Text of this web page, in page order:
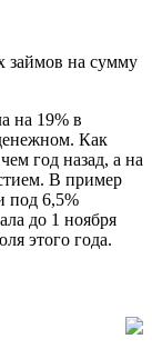
займов на сумму
на 19% в
Как
год назад, а на
В пример
под 6,5%
до 1 ноября
этого года.